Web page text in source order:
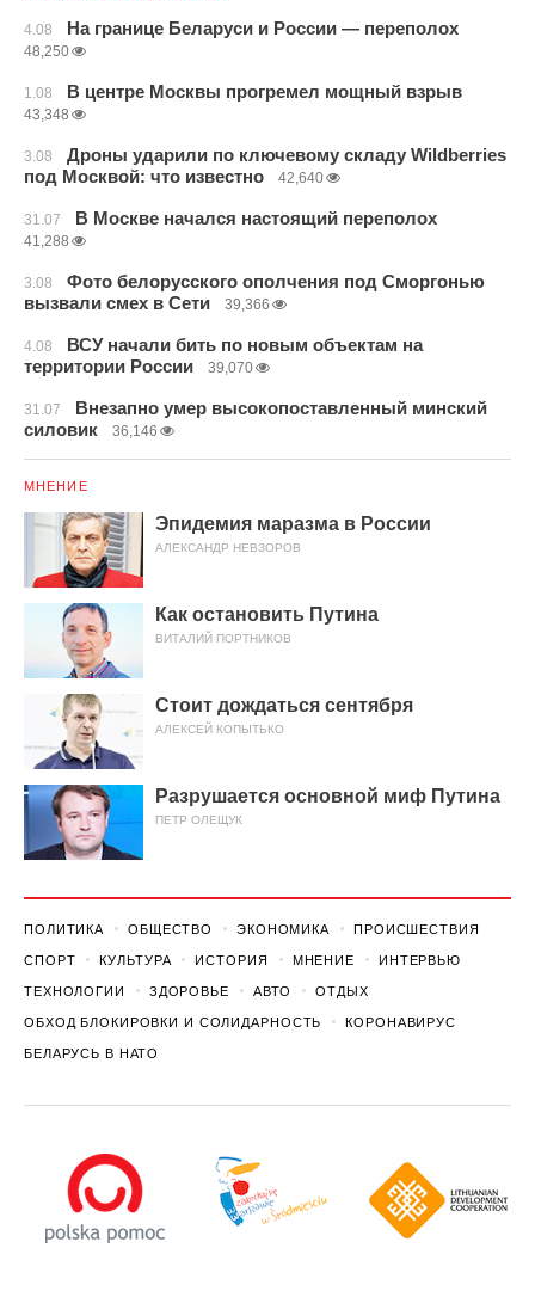
4.08 На границе Беларуси и России — переполох
48,250
1.08 В центре Москвы прогремел мощный взрыв
43,348
3.08
Дроны ударили по ключевому складу Wildberries
под Москвой: что известно
42,640
31.07 В Москве начался настоящий переполох
41,288
3.08
Фото белорусского ополчения под Сморгонью
вызвали смех в Сети
39,366
4.08
ВСУ начали бить по новым объектам на
территории России
39,070
31.07
Внезапно умер высокопоставленный минский
силовик
36,146
МНЕНИЕ
Эпидемия маразма в России
АЛЕКСАНДР НЕВЗОРОВ
Как остановить Путина
ВИТАЛИЙ ПОРТНИКОВ
Стоит дождаться сентября
АЛЕКСЕЙ КОПЫТЬКО
Разрушается основной миф Путина
ПЕТР ОЛЕЩУК
ПОЛИТИКА ОБЩЕСТВО ЭКОНОМИКА ПРОИСШЕСТВИЯ
СПОРТ КУЛЬТУРА ИСТОРИЯ МНЕНИЕ ИНТЕРВЬЮ
ТЕХНОЛОГИИ ЗДОРОВЬЕ АВТО ОТДЫХ
ОБХОД БЛОКИРОВКИ И СОЛИДАРНОСТЬ КОРОНАВИРУС
БЕЛАРУСЬ В НАТО